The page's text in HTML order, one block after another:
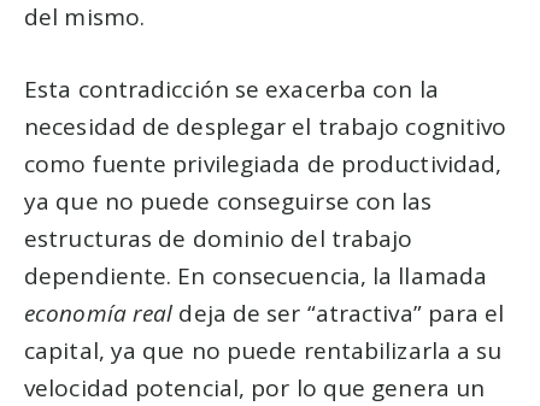
del mismo.
Esta contradicción se exacerba con la
necesidad de desplegar el trabajo cognitivo
como fuente privilegiada de productividad,
ya que no puede conseguirse con las
estructuras de dominio del trabajo
dependiente. En consecuencia, la llamada
economía real deja de ser “atractiva” para el
capital, ya que no puede rentabilizarla a su
velocidad potencial, por lo que genera un